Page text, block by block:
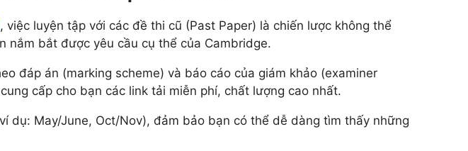
Xem tất cả 20 môn
, việc luyện tập với các đề thi cũ (Past Paper) là chiến lược không thể
nắm bắt được yêu cầu cụ thể của Cambridge.
đáp án (marking scheme) và báo cáo của giám khảo (examiner
cấp cho bạn các link tải miễn phí, chất lượng cao nhất.
dụ: May/June, Oct/Nov), đảm bảo bạn có thể dễ dàng tìm thấy những